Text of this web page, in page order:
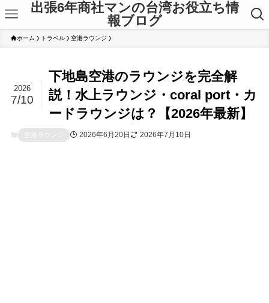
出張6年商社マンの台湾お役立ち情
報ブログ
ホーム トラベル 空港ラウンジ
下地島空港のラウンジを完全解
説！水上ラウンジ・coral port・カ
ードラウンジは？【2026年最新】
2026
7/10
空港ラウンジ 2026年6月20日 2026年7月10日